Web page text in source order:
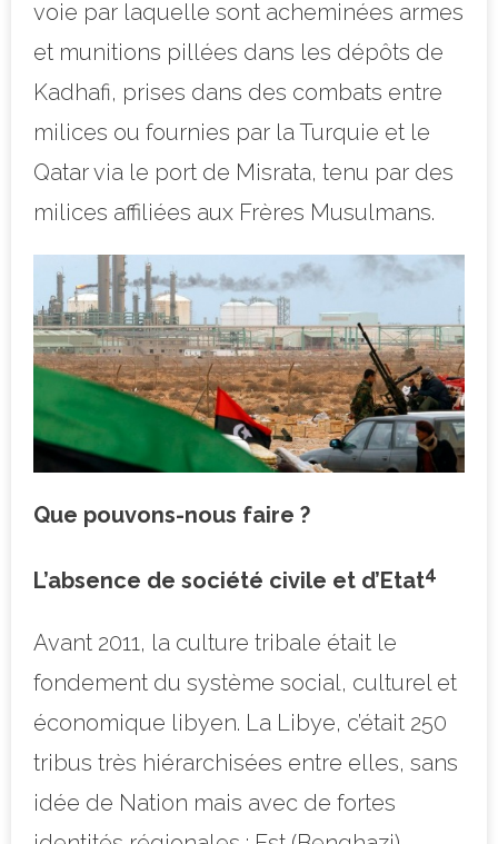
voie par laquelle sont acheminées armes
et munitions pillées dans les dépôts de
Kadhafi, prises dans des combats entre
milices ou fournies par la Turquie et le
Qatar via le port de Misrata, tenu par des
milices affiliées aux Frères Musulmans.
Que pouvons-nous faire ?
L’absence de société civile et d’Etat4
Avant 2011, la culture tribale était le
fondement du système social, culturel et
économique libyen. La Libye, c’était 250
tribus très hiérarchisées entre elles, sans
idée de Nation mais avec de fortes